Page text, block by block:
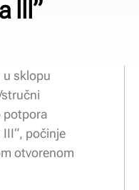
III”
u sklopu
potpora
počinje
otvorenom